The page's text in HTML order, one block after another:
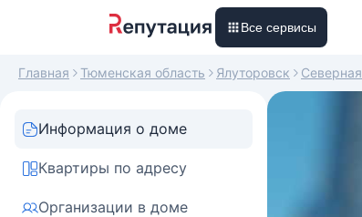
Все сервисы
Главная Тюменская область Ялуторовск Северная
Информация о доме
Квартиры по адресу
Организации в доме